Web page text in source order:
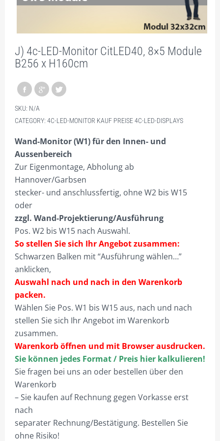
PROJEKTIERUNG
VIDEO
SHOP NUR FÜR GEWERBETREIBENDE!
DIVISIONSPARTNER
PLZ 1
PLZ 2
PLZ 3
PLZ 4
PLZ 5
PLZ 6
PLZ 7
PLZ 8
PLZ 9
MEIN KONTO
ANMELDEN
ABMELDEN
BESTELLVORGANG
DATENSCHUTZ
J) 4c-LED-Monitor CitLED40, 8×5 Module
B256 x H160cm
SKU: N/A
CATEGORY: 4C-LED-MONITOR KAUF PREISE 4C-LED-DISPLAYS
Wand-Monitor (W1) für den Innen- und
Aussenbereich
Zur Eigenmontage, Abholung ab
Hannover/Garbsen
stecker- und anschlussfertig, ohne W2 bis W15
oder
zzgl. Wand-Projektierung/Ausführung
Pos. W2 bis W15 nach Auswahl.
So stellen Sie sich Ihr Angebot zusammen:
Schwarzen Balken mit “Ausführung wählen…”
anklicken,
Auswahl nach und nach in den Warenkorb
packen.
Wählen Sie Pos. W1 bis W15 aus, nach und nach
stellen Sie sich Ihr Angebot im Warenkorb
zusammen.
Warenkorb öffnen und mit Browser ausdrucken.
Sie können jedes Format / Preis hier kalkulieren!
Sie fragen bei uns an oder bestellen über den
Warenkorb
– Sie kaufen auf Rechnung gegen Vorkasse erst
nach
separater Rechnung/Bestätigung. Bestellen Sie
ohne Risiko!